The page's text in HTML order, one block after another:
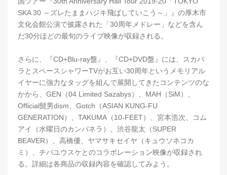
SKA 30 ～ズレたままハジキ飛ばしていこう～」』の厚木市
文化会館公演で披露された「30周年メドレー」などを含ん
だ30分ほどの最旬のライブ映像が収録される。
さらに、『CD+Blu-ray盤』、『CD+DVD盤』には、スカパ
ラとスペースシャワーTVがお互い30周年というメモリアル
イヤーに強力なタッグを組んで展開してきたコンテンツのな
かから、GEN（04 Limited Sazabys）、MAH（SiM）、
Official髭男dism、Gotch（ASIAN KUNG-FU
GENERATION）、TAKUMA（10-FEET）、宮本浩次、コム
アイ（水曜日のカンパネラ）、渋谷龍太（SUPER
BEAVER）、高橋優、ヤマサキセイヤ（キュウソネコカ
ミ）、チバユウスケとのコラボレーション映像が収録され
る。詳細は各商品の収録内容を確認してみよう。